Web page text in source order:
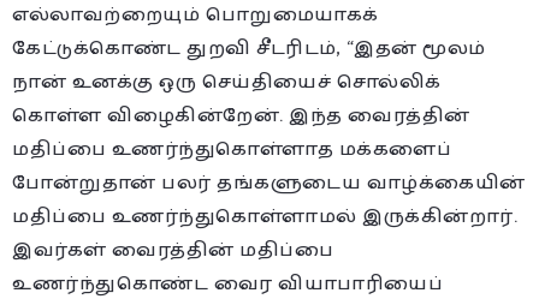
எல்லாவற்றையும் பொறுமையாகக்
கேட்டுக்கொண்ட துறவி சீடரிடம், “இதன் மூலம்
நான் உனக்கு ஒரு செய்தியைச் சொல்லிக்
கொள்ள விழைகின்றேன். இந்த வைரத்தின்
மதிப்பை உணர்ந்துகொள்ளாத மக்களைப்
போன்றுதான் பலர் தங்களுடைய வாழ்க்கையின்
மதிப்பை உணர்ந்துகொள்ளாமல் இருக்கின்றார்.
இவர்கள் வைரத்தின் மதிப்பை
உணர்ந்துகொண்ட வைர வியாபாரியைப்